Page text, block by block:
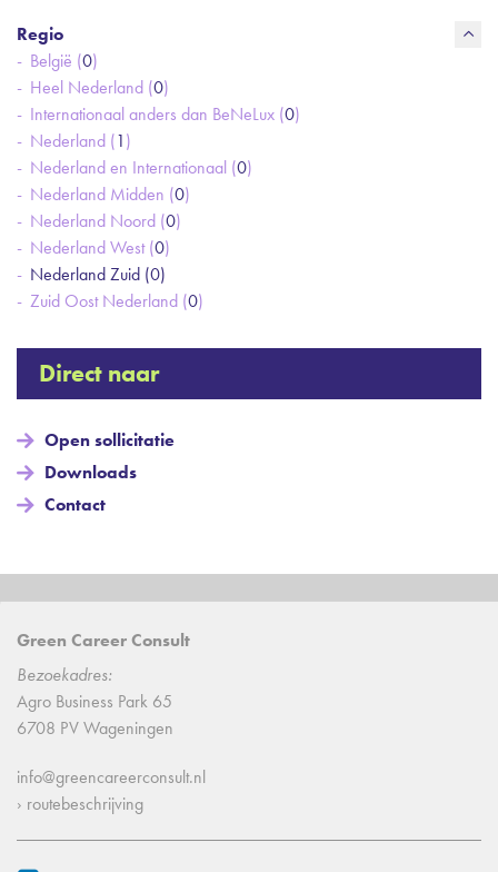
Regio
België (0)
Heel Nederland (0)
Internationaal anders dan BeNeLux (0)
Nederland (1)
Nederland en Internationaal (0)
Nederland Midden (0)
Nederland Noord (0)
Nederland West (0)
Nederland Zuid (0)
Zuid Oost Nederland (0)
Direct naar
Open sollicitatie
Downloads
Contact
Green Career Consult
Bezoekadres:
Agro Business Park 65
6708 PV Wageningen
info@greencareerconsult.nl
› routebeschrijving